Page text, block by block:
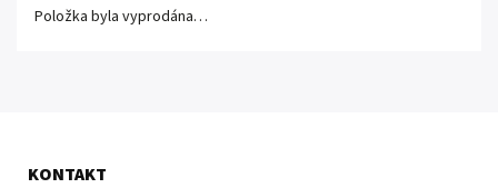
Položka byla vyprodána…
KONTAKT